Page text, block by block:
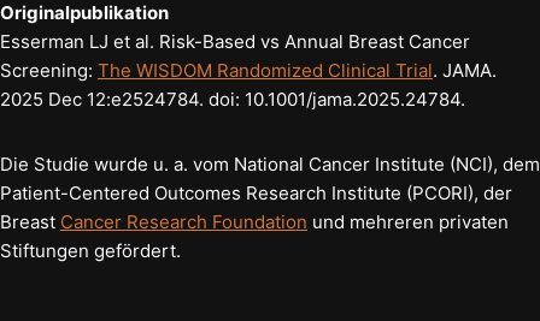
Originalpublikation
Esserman LJ et al. Risk-Based vs Annual Breast Cancer
Screening: The WISDOM Randomized Clinical Trial. JAMA.
2025 Dec 12:e2524784. doi: 10.1001/jama.2025.24784.
Die Studie wurde u. a. vom National Cancer Institute (NCI), dem
Patient-Centered Outcomes Research Institute (PCORI), der
Breast Cancer Research Foundation und mehreren privaten
Stiftungen gefördert.